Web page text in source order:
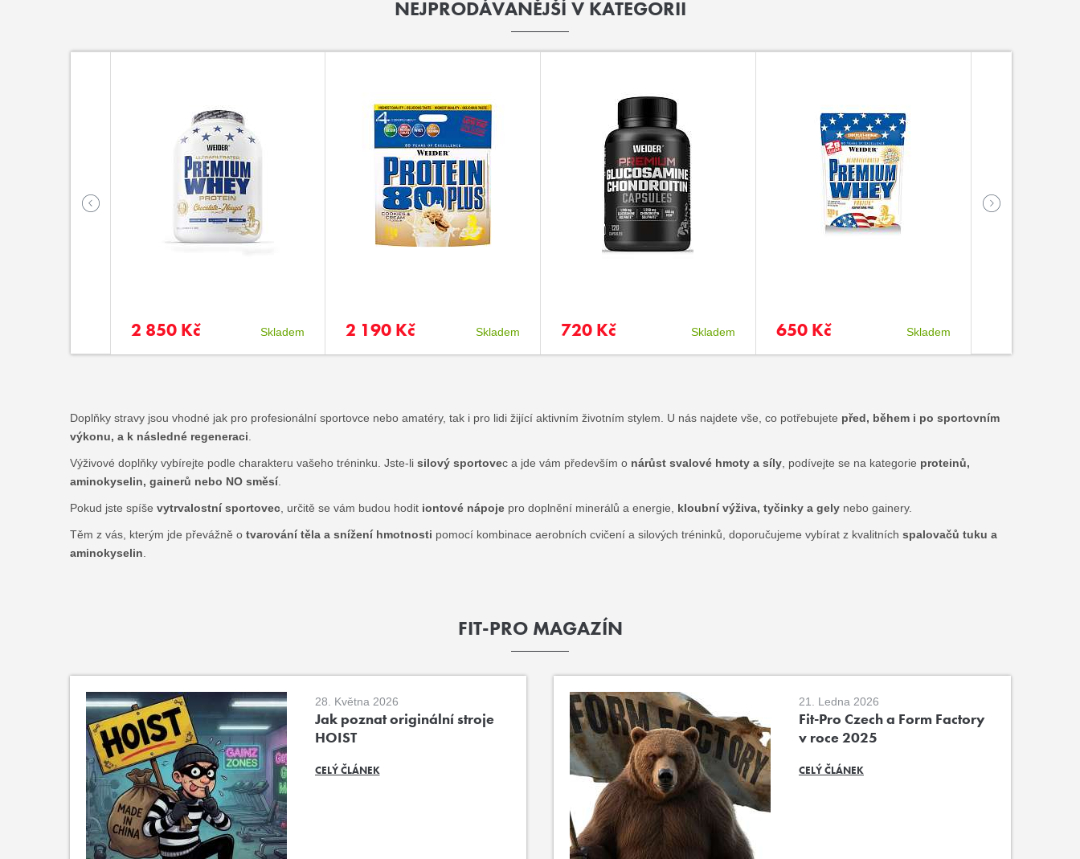
NEJPRODÁVANĚJŠÍ V KATEGORII
2 850 Kč Skladem 2 190 Kč Skladem 720 Kč Skladem 650 Kč Skladem
Doplňky stravy jsou vhodné jak pro profesionální sportovce nebo amatéry, tak i pro lidi žijící aktivním životním stylem. U nás najdete vše, co potřebujete před, během i po sportovním
výkonu, a k následné regeneraci
Výživové doplňky vybírejte podle charakteru vašeho tréninku. Jste-li silový sportovec a jde vám především o nárůst svalové hmoty a síly, podívejte se na kategorie proteinů,
aminokyselin, gainerů nebo NO směsí.
Pokud jste spíše vytrvalostní sportovec, určitě se vám budou hodit iontové nápojepro doplnění minerálů a energie, kloubní výživa, tyčinky a gelynebo gainery.
Těm z vás, kterým jde převážně o tvarování těla a snížení hmotnosti pomocí kombinace aerobních cvičení a silových tréninků, doporučujeme vybírat z kvalitních spalovačů tuku a
aminokyselin
FIT-PRO MAGAZÍN
28. Května 2026
Jak poznat originální stroje
HOIST
CELÝ ČLÁNEK
21. Ledna 2026
Fit-Pro Czech a Form Factory
v roce 2025
CELÝ ČLÁNEK